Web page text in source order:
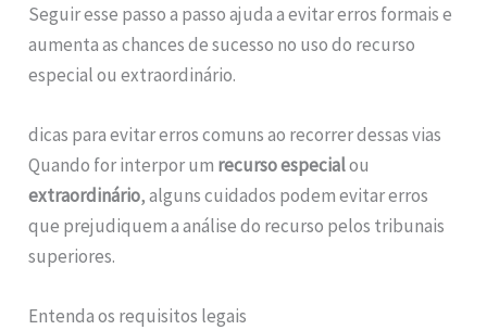
Seguir esse passo a passo ajuda a evitar erros formais e
aumenta as chances de sucesso no uso do recurso
especial ou extraordinário.
dicas para evitar erros comuns ao recorrer dessas vias
Quando for interpor um recurso especialou
extraordinário, alguns cuidados podem evitar erros
que prejudiquem a análise do recurso pelos tribunais
superiores.
Entenda os requisitos legais